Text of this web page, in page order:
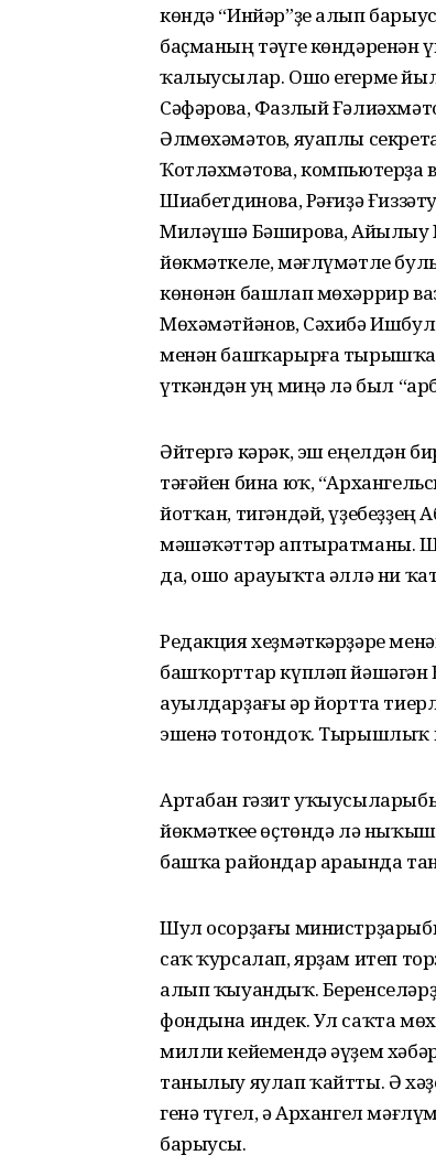
көндә “Инйәр”ҙе алып
баҫманың тәүге көндәренән
ҡалыусылар. Ошо егерме
Сәфәрова, Фазлый
Әлмөхәмәтов, яуаплы
Ҡотләхмәтова, компьютерҙа
Шиһабетдинова, Рәғиҙә
Миләүшә Бәширова, Айһылыу
йөкмәткеле, мәғлүмәтле
көнөнән башлап мөхәррир
Мөхәмәтйәнов, Сәхибә
менән башҡарырға
үткәндән һуң миңә лә был
Әйтергә кәрәк, эш еңелдән
тәғәйен бина юҡ,
йотҡан, тигәндәй, үҙебеҙҙең
мәшәҡәттәр аптыратманы.
да, ошо арауыҡта әллә ни
Редакция хеҙмәткәрҙәре
башҡорттар күпләп
ауылдарҙағы һәр йортта
эшенә тотондоҡ. Тырышлыҡ
Артабан гәзит
йөкмәткеһе өҫтөндә лә
башҡа райондар араһында
Шул осорҙағы
саҡ ҡурсалап, ярҙам итеп
алып ҡыуандыҡ.
фондына индек. Ул саҡта
милли кейемендә әүҙем
танылыу яулап ҡайтты. Ә
генә түгел, ә Архангел
барыусы.